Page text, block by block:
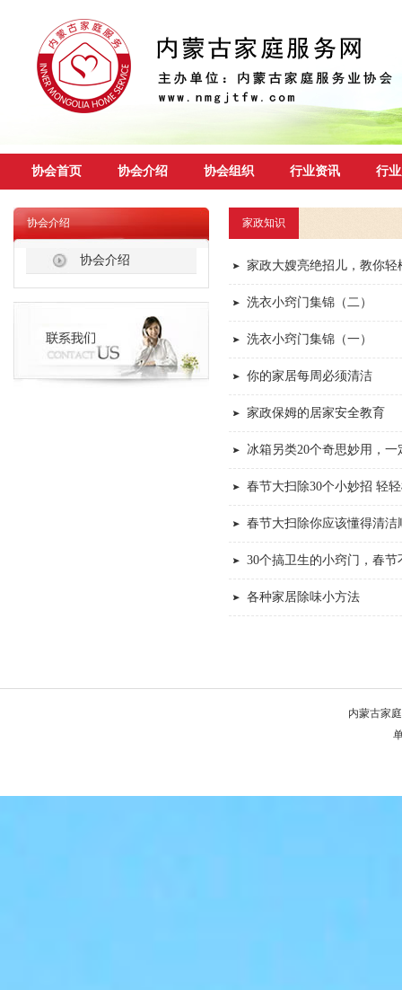
协会首页 协会介绍 协会组织 行业资讯 行
协会介绍
协会介绍
家政知识
家政大嫂亮绝招儿，教你轻
洗衣小窍门集锦（二）
洗衣小窍门集锦（一）
你的家居每周必须清洁
家政保姆的居家安全教育
冰箱另类20个奇思妙用，一
春节大扫除30个小妙招 轻
春节大扫除你应该懂得清洁
30个搞卫生的小窍门，春
各种家居除味小方法
内蒙古家